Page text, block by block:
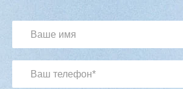
2 901 639 ₽
Артикул: 2497